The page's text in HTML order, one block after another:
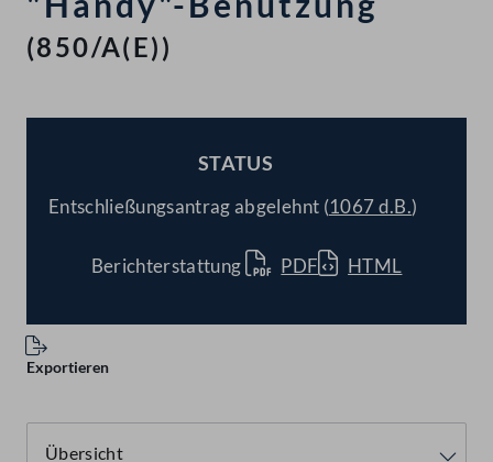
(850/A(E))
STATUS
Entschließungsantrag abgelehnt (1067 d.B.)
Berichterstattung PDF HTML
Exportieren